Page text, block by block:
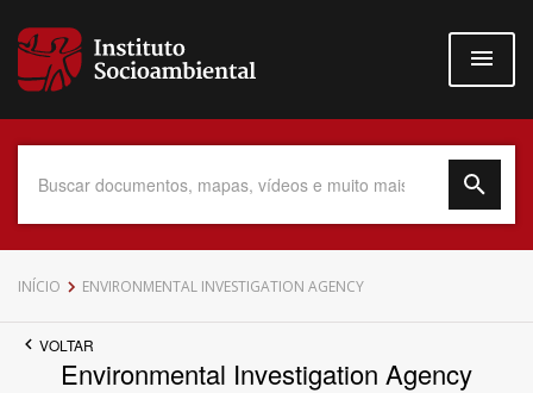
para
conteúdo
Data do Documento
INÍCIO ENVIRONMENTAL INVESTIGATION AGENCY
VOLTAR
Environmental Investigation Agency